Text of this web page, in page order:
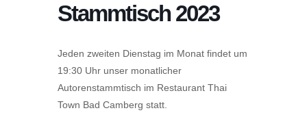
Stammtisch 2023
Jeden zweiten Dienstag im Monat findet um
19:30 Uhr unser monatlicher
Autorenstammtisch im Restaurant Thai
Town Bad Camberg statt.